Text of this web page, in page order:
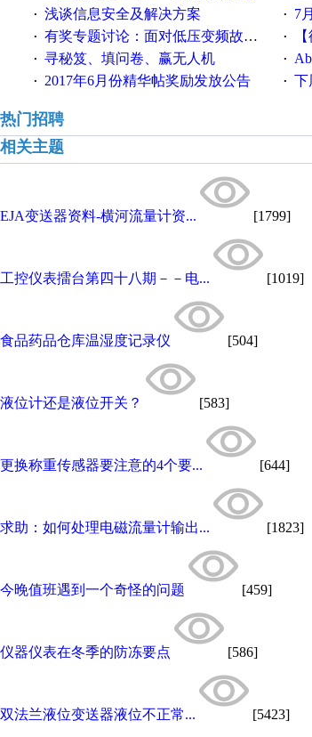
· 浅谈信息安全及解决方案 · 7
· 有奖专题讨论：面对低压变频故障，老手是这样解决的！ ·
· 寻秘笈、填问卷、赢无人机 ·
· 2017年6月份精华帖奖励发放公告 · 下
热门招聘
相关主题
EJA变送器资料-横河流量计资... [1799]
工控仪表擂台第四十八期－－电... [1019]
食品药品仓库温湿度记录仪 [504]
液位计还是液位开关？ [583]
更换称重传感器要注意的4个要... [644]
求助：如何处理电磁流量计输出... [1823]
今晚值班遇到一个奇怪的问题 [459]
仪器仪表在冬季的防冻要点 [586]
双法兰液位变送器液位不正常... [5423]